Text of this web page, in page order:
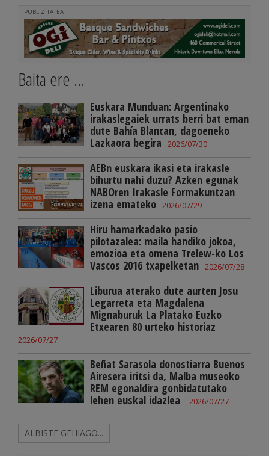
PUBLIZITATEA
Baita ere ...
Euskara Munduan: Argentinako
irakaslegaiek urrats berri bat eman
dute Bahía Blancan, dagoeneko
Lazkaora begira
2026/07/30
AEBn euskara ikasi eta irakasle
bihurtu nahi duzu? Azken egunak
NABOren Irakasle Formakuntzan
izena emateko 2026/07/29
Hiru hamarkadako pasio
pilotazalea: maila handiko jokoa,
emozioa eta omena Trelew-ko Los
Vascos 2016 txapelketan 2026/07/28
Liburua aterako dute aurten Josu
Legarreta eta Magdalena
Mignaburuk La Platako Euzko
Etxearen 80 urteko historiaz
2026/07/27
Beñat Sarasola donostiarra Buenos
Airesera iritsi da, Malba museoko
REM egonaldira gonbidatutako
lehen euskal idazlea
2026/07/27
ALBISTE GEHIAGO...